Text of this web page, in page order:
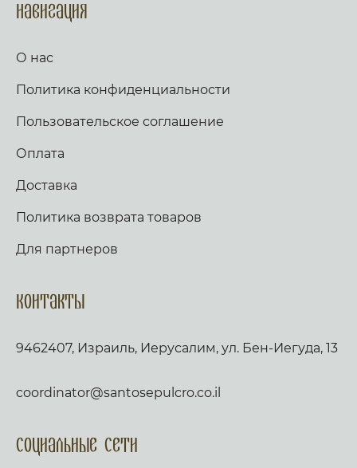
Навигация
О нас
Политика конфиденциальности
Пользовательское соглашение
Оплата
Доставка
Политика возврата товаров
Для партнеров
Контакты
9462407, Израиль, Иерусалим, ул. Бен-Иегуда, 13
coordinator@santosepulcro.co.il
Социальные сети